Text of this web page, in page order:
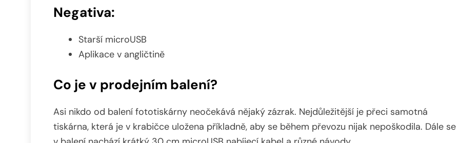
Negativa:
Starší microUSB
Aplikace v angličtině
Co je v prodejním balení?
Asi nikdo od balení fototiskárny neočekává nějaký zázrak. Nejdůležitější je přeci samotná
tiskárna, která je v krabičce uložena příkladně, aby se během převozu nijak nepoškodila. Dále se